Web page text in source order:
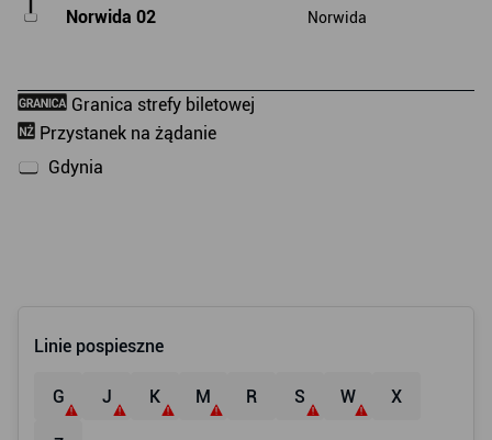
Linie pospieszne
G J K M R S W X